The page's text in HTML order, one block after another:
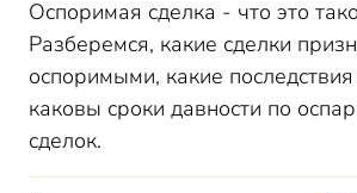
Оспоримая сделка - что это
Разберемся, какие сделки
оспоримыми, какие
каковы сроки давности по
сделок.